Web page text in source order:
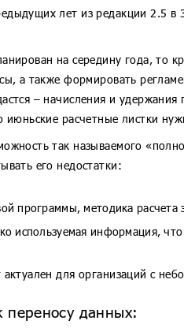
лет из редакции 2.5
на середину года, то
а также формировать
– начисления и
июньские расчетные листки
так называемого
его недостатки:
программы, методика
используемая информация,
актуален для организаций с
переносу данных: